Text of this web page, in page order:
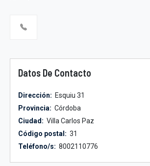
Datos De Contacto
Dirección: Esquiu 31
Provincia: Córdoba
Ciudad: Villa Carlos Paz
Código postal: 31
Teléfono/s: 8002110776